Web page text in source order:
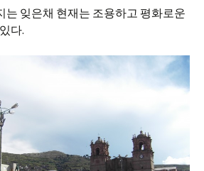
는 잊은채 현재는 조용하고 평화로운
다.